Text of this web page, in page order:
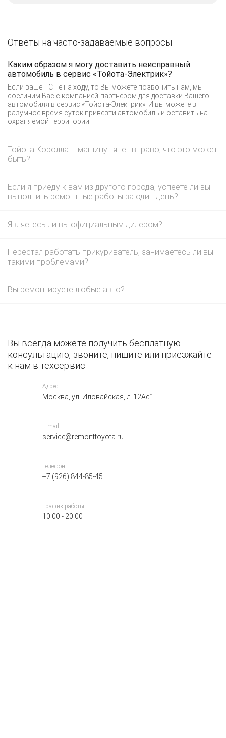
Ответы на часто-задаваемые вопросы
Каким образом я могу доставить неисправный
автомобиль в сервис «Тойота-Электрик»?
Если ваше ТС не на ходу, то Вы можете позвонить нам, мы
соединим Вас с компанией-партнером для доставки Вашего
автомобиля в сервис «Тойота-Электрик». И вы можете в
разумное время суток привезти автомобиль и оставить на
охраняемой территории.
Тойота Королла – машину тянет вправо, что это может
быть?
Если я приеду к вам из другого города, успеете ли вы
выполнить ремонтные работы за один день?
Являетесь ли вы официальным дилером?
Перестал работать прикуриватель, занимаетесь ли вы
такими проблемами?
Вы ремонтируете любые авто?
Вы всегда можете получить бесплатную
консультацию, звоните, пишите или приезжайте
к нам в техсервис
Адрес:
Москва, ул. Иловайская, д. 12Ас1
E-mail:
service@remonttoyota.ru
Телефон:
+7 (926) 844-85-45
График работы:
10:00 - 20:00